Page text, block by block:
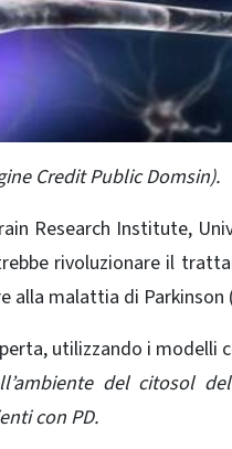
Credit Public Domsin).
Research Institute,
rivoluzionare il
alla malattia di Parkinson
utilizzando i modelli
del citosol
con PD.